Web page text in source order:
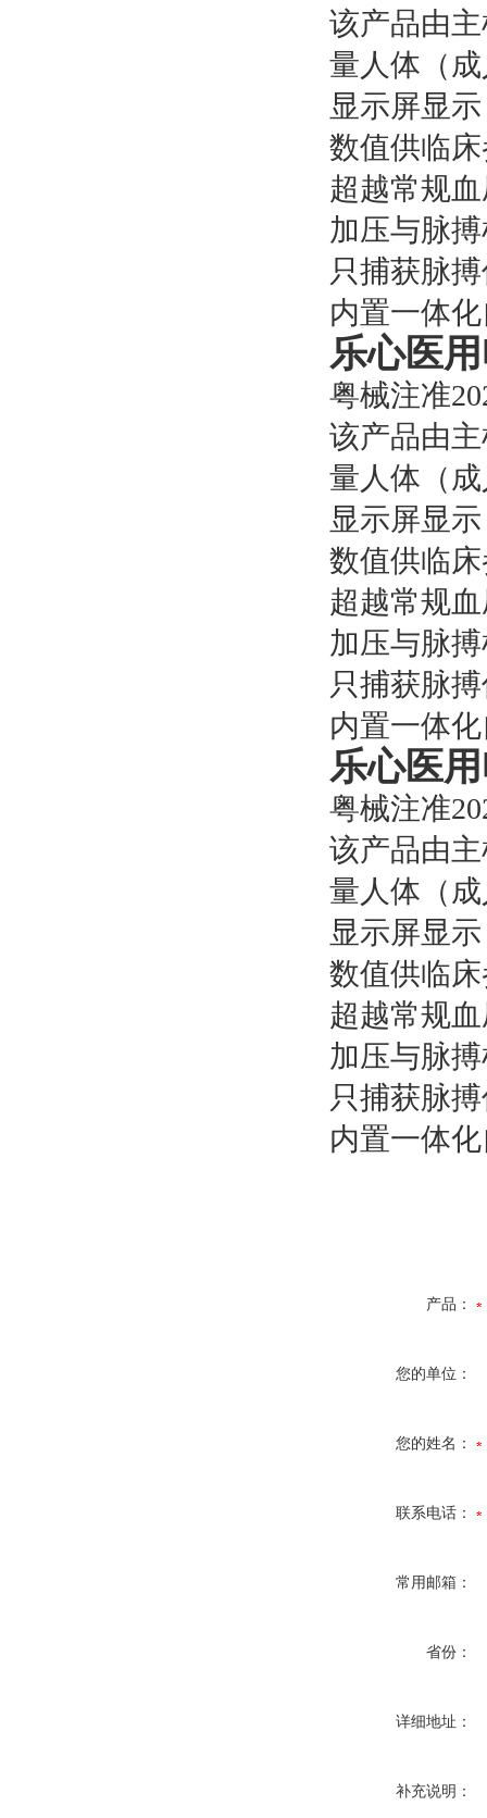
该产品由
量人体（
显示屏显
数值供临
超越常规
加压与脉
只捕获脉
内置一体
乐心医
粤械注准
该产品由
量人体（
显示屏显
数值供临
超越常规
加压与脉
只捕获脉
内置一体
乐心医
粤械注准
该产品由
量人体（
显示屏显
数值供临
超越常规
加压与脉
只捕获脉
内置一体
产品：
您的单位：
您的姓名：
联系电话：
常用邮箱：
省份：
详细地址：
补充说明：